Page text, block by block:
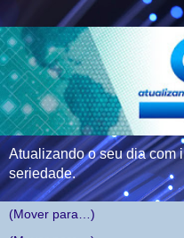
Atualizando o seu dia com
seriedade.